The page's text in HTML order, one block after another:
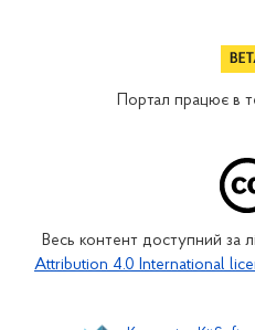
Портал працює в
Весь контент доступний за
Attribution 4.0 International